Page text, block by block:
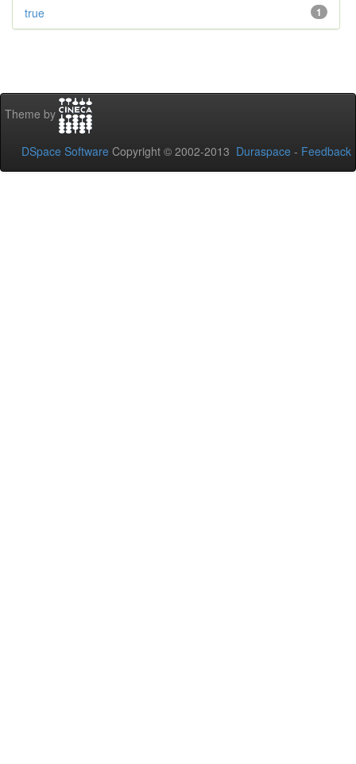
1
true
Theme by
DSpace Software Copyright © 2002-2013 Duraspace - Feedback